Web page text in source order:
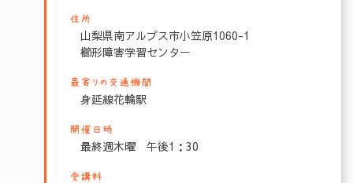
住所
山梨県南アルプス市小笠原1060-1
櫛形障害学習センター
最寄りの交通機関
身延線花輪駅
開催日時
最終週木曜 午後1：30
受講料